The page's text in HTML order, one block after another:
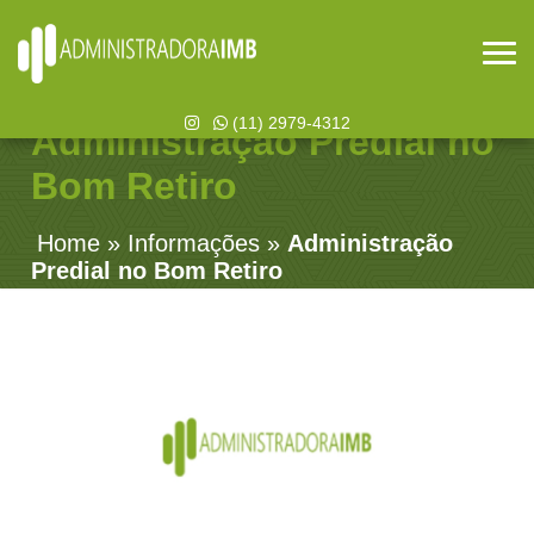
(11) 2979-4312
Administração Predial no
Bom Retiro
Home » Informações » Administração
Predial no Bom Retiro